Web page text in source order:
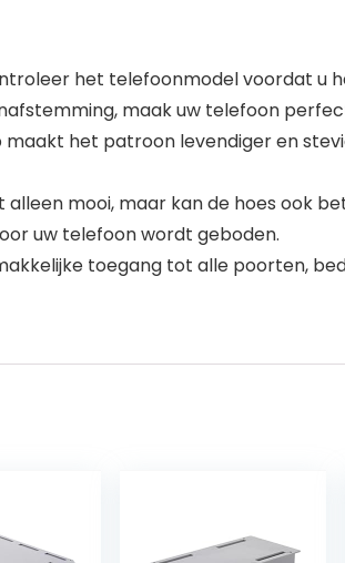
het telefoonmodel voordat u
maak uw telefoon
het patroon levendiger en
mooi, maar kan de hoes ook
uw telefoon wordt geboden.
toegang tot alle poorten,